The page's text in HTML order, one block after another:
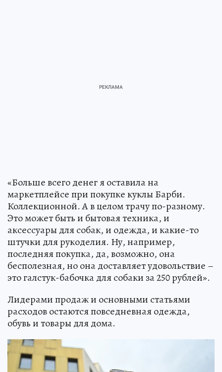
«Больше всего денег я оставила на
маркетплейсе при покупке куклы Барби.
Коллекционной. А в целом трачу по-разному.
Это может быть и бытовая техника, и
аксессуары для собак, и одежда, и какие-то
штучки для рукоделия. Ну, например,
последняя покупка, да, возможно, она
бесполезная, но она доставляет удовольствие –
это галстук-бабочка для собаки за 250 рублей».
Лидерами продаж и основными статьями
расходов остаются повседневная одежда,
обувь и товары для дома.